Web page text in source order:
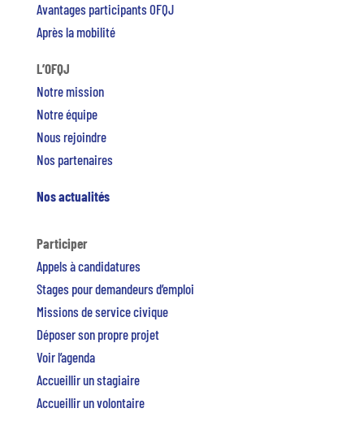
Avantages participants OFQJ
Après la mobilité
L’OFQJ
Notre mission
Notre équipe
Nous rejoindre
Nos partenaires
Nos actualités
Participer
Appels à candidatures
Stages pour demandeurs d’emploi
Missions de service civique
Déposer son propre projet
Voir l’agenda
Accueillir un stagiaire
Accueillir un volontaire